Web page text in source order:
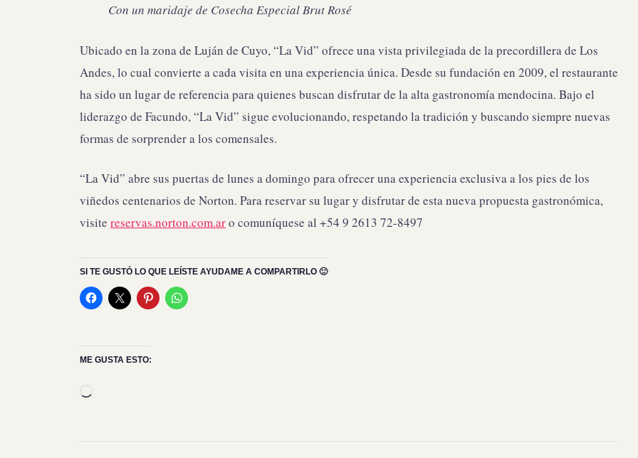
Con un maridaje de Cosecha Especial Brut Rosé
Ubicado en la zona de Luján de Cuyo, “La Vid” ofrece una vista privilegiada de la precordillera de Los
Andes, lo cual convierte a cada visita en una experiencia única. Desde su fundación en 2009, el restaurante
ha sido un lugar de referencia para quienes buscan disfrutar de la alta gastronomía mendocina. Bajo el
liderazgo de Facundo, “La Vid” sigue evolucionando, respetando la tradición y buscando siempre nuevas
formas de sorprender a los comensales.
“La Vid” abre sus puertas de lunes a domingo para ofrecer una experiencia exclusiva a los pies de los
viñedos centenarios de Norton. Para reservar su lugar y disfrutar de esta nueva propuesta gastronómica,
visite reservas.norton.com.aro comuníquese al +54 9 2613 72-8497
SI TE GUSTÓ LO QUE LEÍSTE AYUDAME A COMPARTIRLO 🙂
ME GUSTA ESTO: